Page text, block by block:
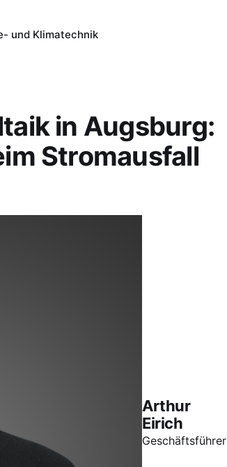
und Klimatechnik
in Augsburg:
Stromausfall
Arthur
Eirich
Geschäftsführer